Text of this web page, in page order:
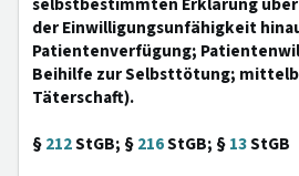
der Einwilligungsunfähigkeit
Patientenverfügung;
Beihilfe zur Selbsttötung;
Täterschaft).
§212StGB; §216StGB; §13StGB